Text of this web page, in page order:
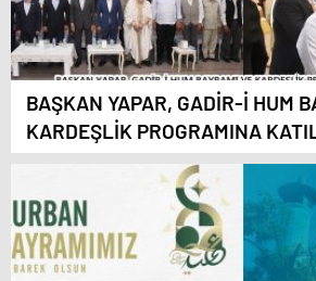
BAŞKAN YAPAR, GADİR-İ HUM
KARDEŞLİK PROGRAMINA